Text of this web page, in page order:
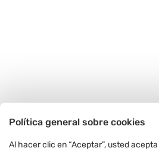
Política general sobre cookies
Al hacer clic en “Aceptar”, usted